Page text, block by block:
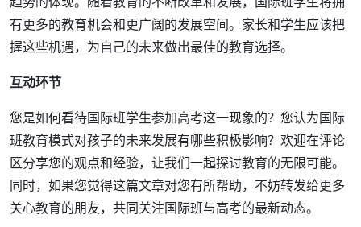
有更多的教育机会和更广阔的发展空间。家长和学生应该把
握这些机遇，为自己的未来做出最佳的教育选择。
互动环节
您是如何看待国际班学生参加高考这一现象的？您认为国际
班教育模式对孩子的未来发展有哪些积极影响？欢迎在评论
区分享您的观点和经验，让我们一起探讨教育的无限可能。
同时，如果您觉得这篇文章对您有所帮助，不妨转发给更多
关心教育的朋友，共同关注国际班与高考的最新动态。